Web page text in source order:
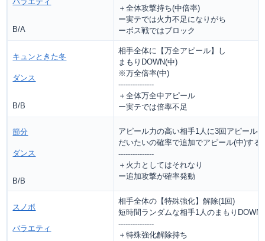
B/A
＋全体攻撃持ち(中倍率)
ー実テでは火力不足になりがち
ーボス戦ではブロック
キュンときた冬
ダンス
B/B
相手全体に【万全アピール】し
まもりDOWN(中)
※万全倍率(中)
---------------
＋全体万全中アピール
ー実テでは倍率不足
節分
ダンス
B/B
アピール力の高い相手1人に3回アピール(
だいたいの確率で追加でアピール(中)する
---------------
＋火力としてはそれなり
ー追加攻撃が確率発動
スノボ
バラエティ
相手全体の【特殊強化】解除(1回)
短時間ランダムな相手1人のまもり
---------------
＋特殊強化解除持ち